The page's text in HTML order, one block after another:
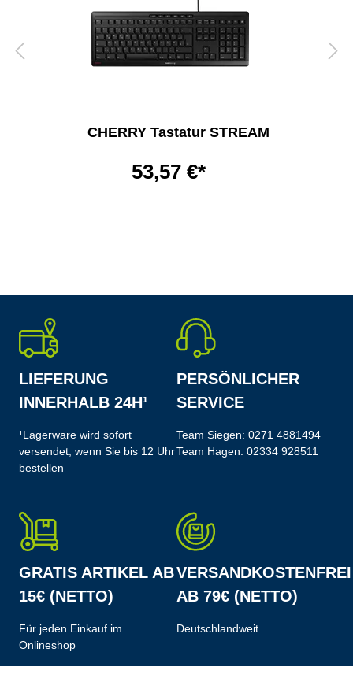
CHERRY Tastatur STREAM
53,57 €*
LIEFERUNG
INNERHALB 24H¹
¹Lagerware wird sofort
versendet, wenn Sie bis 12 Uhr
bestellen
PERSÖNLICHER
SERVICE
Team Siegen: 0271 4881494
Team Hagen: 02334 928511
GRATIS ARTIKEL AB
15€ (NETTO)
Für jeden Einkauf im
Onlineshop
VERSANDKOSTENFREI
AB 79€ (NETTO)
Deutschlandweit